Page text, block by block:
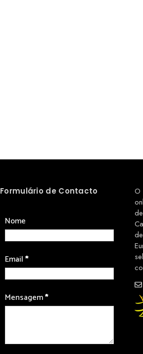
Formulário de Contacto
Nome
Email*
Mensagem*
O